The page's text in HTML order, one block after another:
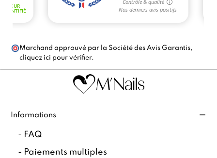
Marchand approuvé par la Société des Avis Garantis,
cliquez ici pour vérifier.
Informations
- FAQ
- Paiements multiples